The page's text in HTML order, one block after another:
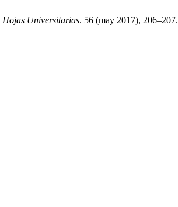
Hojas Universitarias. 56 (may 2017), 206–207.